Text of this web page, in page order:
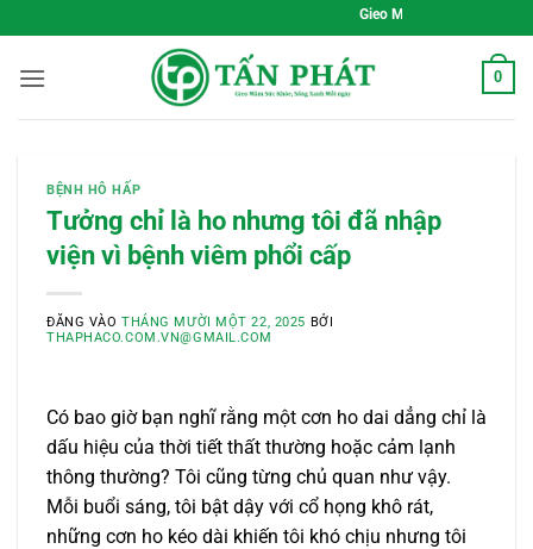
qua
nội
Gieo Mầm Sức Khỏe, Sống Xanh Mỗi
0
BỆNH HÔ HẤP
Tưởng chỉ là ho nhưng tôi đã nhập
viện vì bệnh viêm phổi cấp
ĐĂNG VÀOTHÁNG MƯỜI MỘT 22, 2025 BỞI
THAPHACO.COM.VN@GMAIL.COM
Có bao giờ bạn nghĩ rằng một cơn ho dai dẳng chỉ là
dấu hiệu của thời tiết thất thường hoặc cảm lạnh
thông thường? Tôi cũng từng chủ quan như vậy.
Mỗi buổi sáng, tôi bật dậy với cổ họng khô rát,
những cơn ho kéo dài khiến tôi khó chịu nhưng tôi